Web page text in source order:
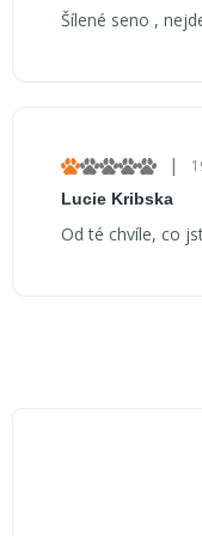
Šílené seno ,
Lucie Kribska
Hodnocení |
Od té chvíle, co